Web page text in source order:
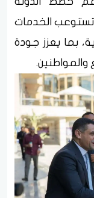
تستوعب الخدمات
بما يعزز جودة